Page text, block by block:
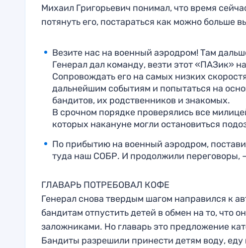
Михаил Григорьевич понимал, что время
потянуть его, постараться как можно больше
Везите нас на военный аэродром! Там
Генерал дал команду, везти этот
Сопровождать его на самых низких
дальнейшим событиям и попытаться на
бандитов, их родственников и знакомых.
В срочном порядке проверялись все
которых накануне могли остановиться
По прибытию на военный аэродром,
туда наш СОБР. И продолжили переговоры,
ГЛАВАРЬ ПОТРЕБОВАЛ КОФЕ
Генерал снова твердым шагом направился к
бандитам отпустить детей в обмен на то, что
заложниками. Но главарь это предложение
Бандиты разрешили принести детям воду,